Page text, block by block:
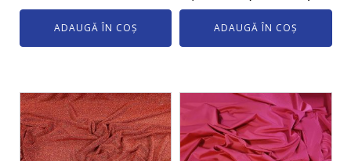
ADAUGĂ ÎN COȘ ADAUGĂ ÎN COȘ